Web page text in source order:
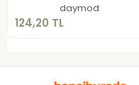
daymod
124,20 TL